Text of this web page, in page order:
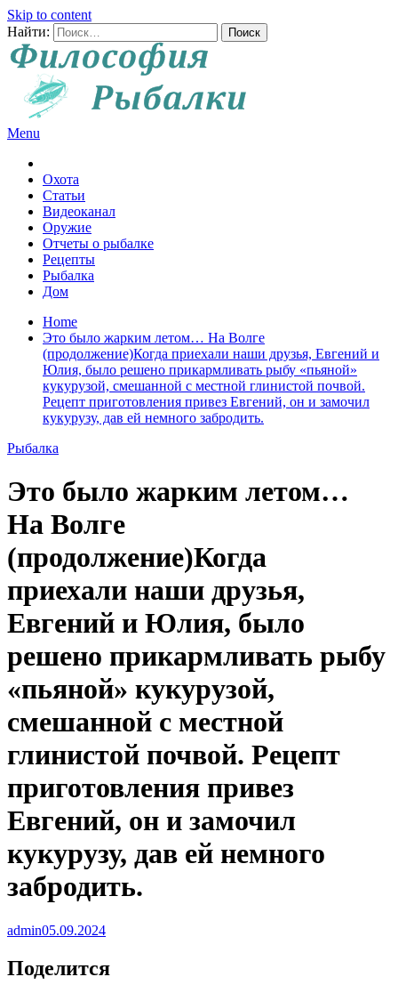
Skip to content
Найти:
Menu
Охота
Статьи
Видеоканал
Оружие
Отчеты о рыбалке
Рецепты
Рыбалка
Дом
Home
Это было жарким летом… На Волге
(продолжение)Когда приехали наши друзья, Евгений и
Юлия, было решено прикармливать рыбу «пьяной»
кукурузой, смешанной с местной глинистой почвой.
Рецепт приготовления привез Евгений, он и замочил
кукурузу, дав ей немного забродить.
Рыбалка
Это было жарким летом…
На Волге
(продолжение)Когда
приехали наши друзья,
Евгений и Юлия, было
решено прикармливать рыбу
«пьяной» кукурузой,
смешанной с местной
глинистой почвой. Рецепт
приготовления привез
Евгений, он и замочил
кукурузу, дав ей немного
забродить.
admin05.09.2024
Поделится